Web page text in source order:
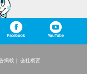
Facebook YouTube
掲載
会社概要